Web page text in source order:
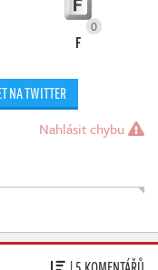
0
F
NA TWITTER
Nahlásit chybu